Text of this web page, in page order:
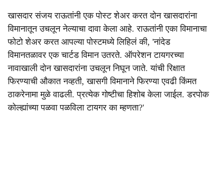
खासदार संजय राऊतांनी एक पोस्ट शेअर करत दोन खासदारांना
विमानातून उचलून नेल्याचा दावा केला आहे. राऊतांनी एका विमानाचा
फोटो शेअर करत आपल्या पोस्टमध्ये लिहिलं की, 'नांदेड
विमानतळावर एक चार्टड विमान उतरते. ऑपरेशन टायगरच्या
नावाखाली दोन खासदारांना उचलून निघून जाते. यांची रिक्षात
फिरण्याची औकात नव्हती, खासगी विमानाने फिरण्या एवढी किंमत
ठाकरेनामा मुळे वाढली. प्रत्येक गोष्टीचा हिशोब केला जाईल. डरपोक
कोल्ह्यांच्या पळवा पळविला टायगर का म्हणता?'